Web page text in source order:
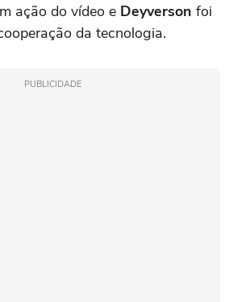
ação do vídeo e Deyverson foi
da tecnologia.
PUBLICIDADE